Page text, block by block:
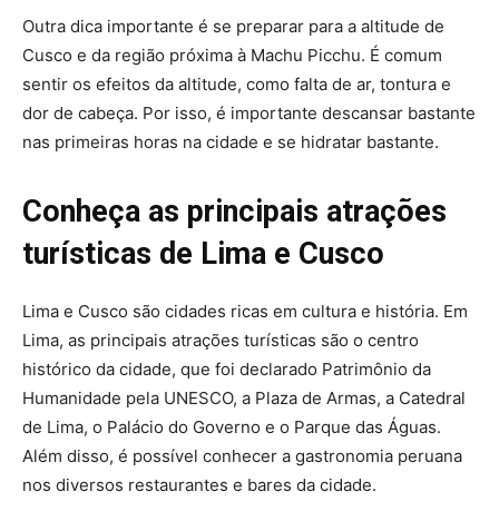
Outra dica importante é se preparar para a altitude de
Cusco e da região próxima à Machu Picchu. É comum
sentir os efeitos da altitude, como falta de ar, tontura e
dor de cabeça. Por isso, é importante descansar bastante
nas primeiras horas na cidade e se hidratar bastante.
Conheça as principais atrações
turísticas de Lima e Cusco
Lima e Cusco são cidades ricas em cultura e história. Em
Lima, as principais atrações turísticas são o centro
histórico da cidade, que foi declarado Patrimônio da
Humanidade pela UNESCO, a Plaza de Armas, a Catedral
de Lima, o Palácio do Governo e o Parque das Águas.
Além disso, é possível conhecer a gastronomia peruana
nos diversos restaurantes e bares da cidade.